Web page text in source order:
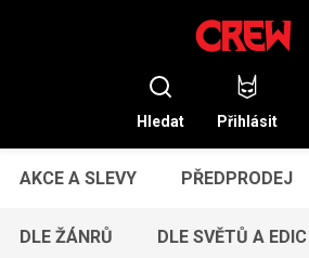
Hledat Přihlásit
AKCE A SLEVY PŘEDPRODEJ
DLE ŽÁNRŮ DLE SVĚTŮ A EDIC